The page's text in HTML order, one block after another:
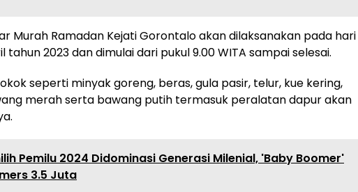
Murah Ramadan Kejati Gorontalo akan dilaksanakan pada hari
tahun 2023 dan dimulai dari pukul 9.00 WITA sampai selesai.
seperti minyak goreng, beras, gula pasir, telur, kue kering,
merah serta bawang putih termasuk peralatan dapur akan
Pemilu 2024 Didominasi Generasi Milenial, 'Baby Boomer'
3.5 Juta